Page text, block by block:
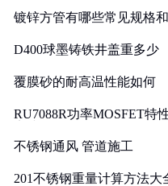
镀锌方管有哪些常见规格
D400球墨铸铁井盖重多少
覆膜砂的耐高温性能如何
RU7088R功率MOSFET特
不锈钢通风 管道施工
201不锈钢重量计算方法大